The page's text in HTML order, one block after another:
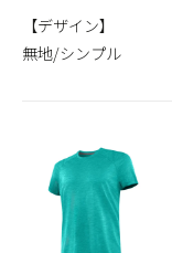
【デザイン】
無地/シンプル